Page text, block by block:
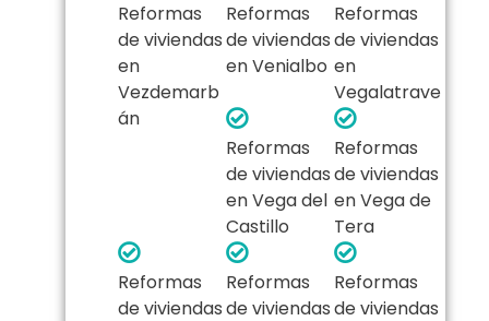
Reformas
de viviendas
en
Vezdemarb
án
Reformas
de viviendas
en Venialbo
Reformas
de viviendas
en
Vegalatrave
Reformas
de viviendas
en Vega del
Castillo
Reformas
de viviendas
en Vega de
Tera
Reformas
de viviendas
Reformas
de viviendas
Reformas
de viviendas